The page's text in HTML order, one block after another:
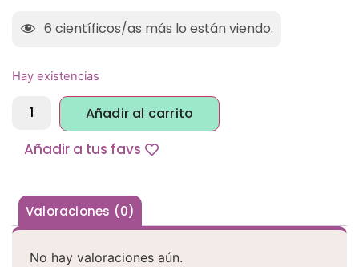
6 científicos/as más lo están viendo.
Hay existencias
Añadir al carrito
Alternative:
Añadir a tus favs
Valoraciones (0)
No hay valoraciones aún.